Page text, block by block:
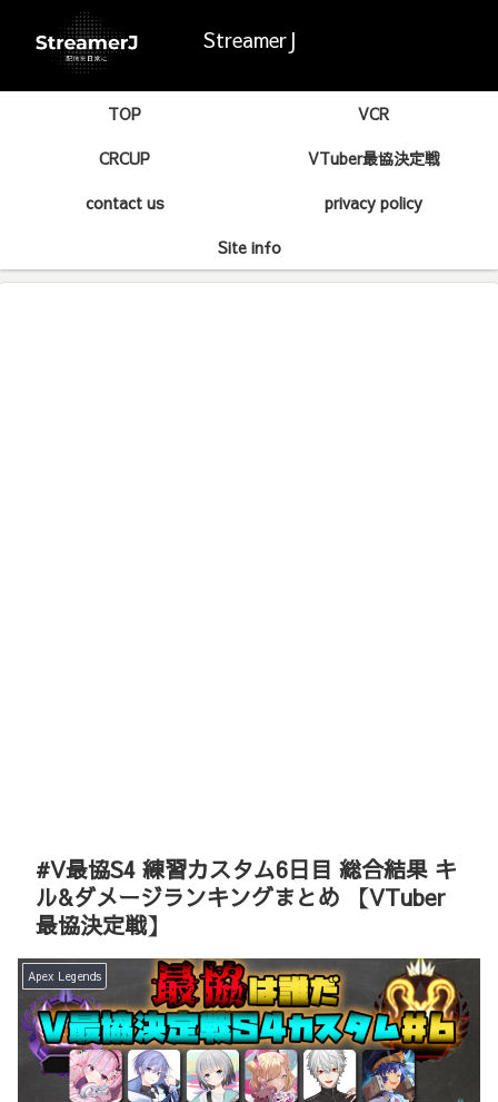
StreamerJ
TOP
VCR
CRCUP
VTuber最協決定戦
contact us
privacy policy
Site info
#V最協S4 練習カスタム6日目 総合結果 キ
ル&ダメージランキングまとめ 【VTuber
最協決定戦】
Apex Legends